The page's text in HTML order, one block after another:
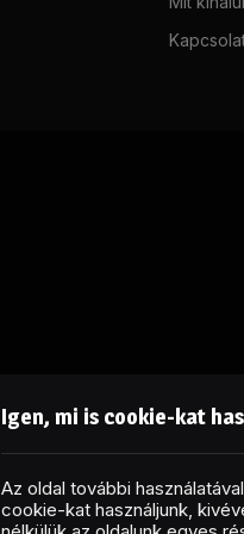
Igen, mi is cookie-kat
Az oldal további
cookie-kat használjunk,